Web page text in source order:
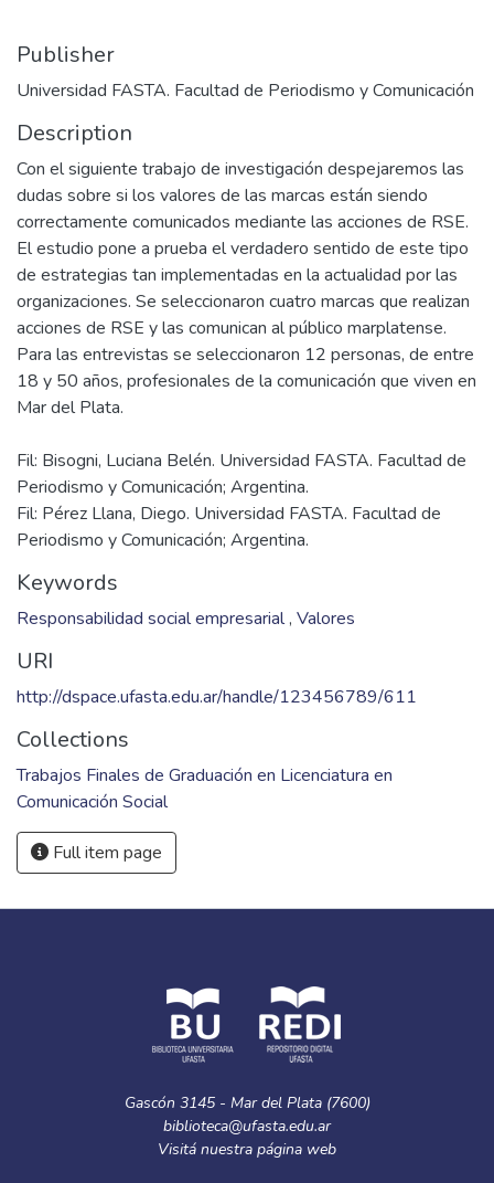
Publisher
Universidad FASTA. Facultad de Periodismo y Comunicación
Description
Con el siguiente trabajo de investigación despejaremos las
dudas sobre si los valores de las marcas están siendo
correctamente comunicados mediante las acciones de RSE.
El estudio pone a prueba el verdadero sentido de este tipo
de estrategias tan implementadas en la actualidad por las
organizaciones. Se seleccionaron cuatro marcas que realizan
acciones de RSE y las comunican al público marplatense.
Para las entrevistas se seleccionaron 12 personas, de entre
18 y 50 años, profesionales de la comunicación que viven en
Fil: Bisogni, Luciana Belén. Universidad FASTA. Facultad de
Periodismo y Comunicación; Argentina.
Fil: Pérez Llana, Diego. Universidad FASTA. Facultad de
Periodismo y Comunicación; Argentina.
Keywords
Responsabilidad social empresarial, Valores
URI
http://dspace.ufasta.edu.ar/handle/123456789/611
Collections
Trabajos Finales de Graduación en Licenciatura en
Comunicación Social
Full item page
Gascón 3145 - Mar del Plata (7600)
biblioteca@ufasta.edu.ar
Visitá nuestra página web